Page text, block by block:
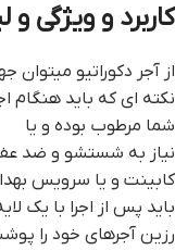
کاربرد و ویژگی
از آجر دکوراتیو
نکته ای که باید هنگام
شما مرطوب بوده و یا
نیاز به شستشو و ضد
کابینت و یا سرویس
باید پس از اجرا با یک
رزین آجرهای خود را